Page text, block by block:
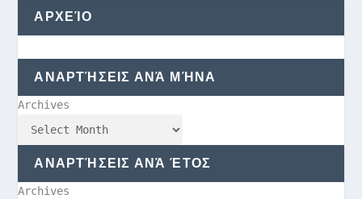
ΑΡΧΕΊΟ
ΑΝΑΡΤΉΣΕΙΣ ΑΝΆ ΜΉΝΑ
Archives
ΑΝΑΡΤΉΣΕΙΣ ΑΝΆ ΈΤΟΣ
Archives